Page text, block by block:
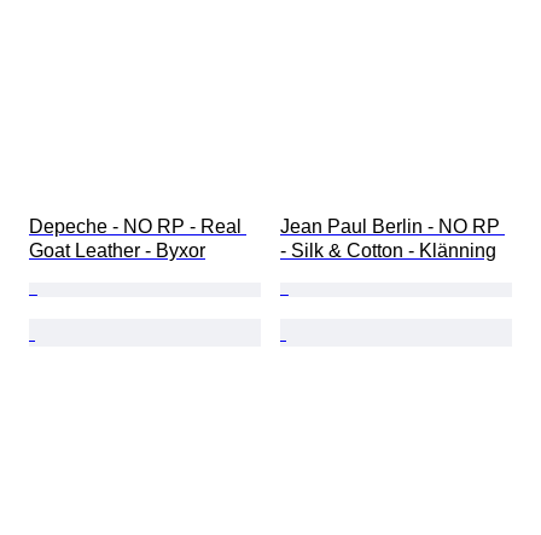
Depeche - NO RP - Real
Goat Leather - Byxor
Jean Paul Berlin - NO RP
- Silk & Cotton - Klänning